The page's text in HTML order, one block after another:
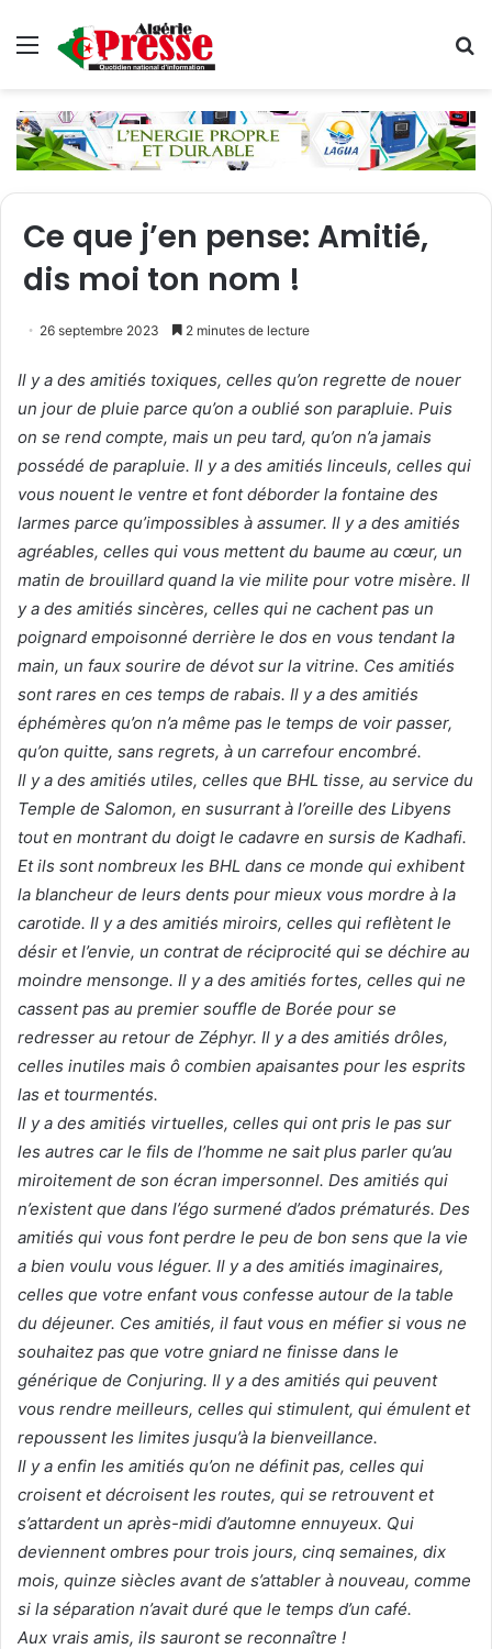
Menu
Ce que j’en pense: Amitié,
dis moi ton nom !
26 septembre 2023 2 minutes de lecture
Il y a des amitiés toxiques, celles qu’on regrette de nouer
un jour de pluie parce qu’on a oublié son parapluie. Puis
on se rend compte, mais un peu tard, qu’on n’a jamais
possédé de parapluie. Il y a des amitiés linceuls, celles qui
vous nouent le ventre et font déborder la fontaine des
larmes parce qu’impossibles à assumer. Il y a des amitiés
agréables, celles qui vous mettent du baume au cœur, un
matin de brouillard quand la vie milite pour votre misère. Il
y a des amitiés sincères, celles qui ne cachent pas un
poignard empoisonné derrière le dos en vous tendant la
main, un faux sourire de dévot sur la vitrine. Ces amitiés
sont rares en ces temps de rabais. Il y a des amitiés
éphémères qu’on n’a même pas le temps de voir passer,
qu’on quitte, sans regrets, à un carrefour encombré.
Il y a des amitiés utiles, celles que BHL tisse, au service du
Temple de Salomon, en susurrant à l’oreille des Libyens
tout en montrant du doigt le cadavre en sursis de Kadhafi.
Et ils sont nombreux les BHL dans ce monde qui exhibent
la blancheur de leurs dents pour mieux vous mordre à la
carotide. Il y a des amitiés miroirs, celles qui reflètent le
désir et l’envie, un contrat de réciprocité qui se déchire au
moindre mensonge. Il y a des amitiés fortes, celles qui ne
cassent pas au premier souffle de Borée pour se
redresser au retour de Zéphyr. Il y a des amitiés drôles,
celles inutiles mais ô combien apaisantes pour les esprits
las et tourmentés.
Il y a des amitiés virtuelles, celles qui ont pris le pas sur
les autres car le fils de l’homme ne sait plus parler qu’au
miroitement de son écran impersonnel. Des amitiés qui
n’existent que dans l’égo surmené d’ados prématurés. Des
amitiés qui vous font perdre le peu de bon sens que la vie
a bien voulu vous léguer. Il y a des amitiés imaginaires,
celles que votre enfant vous confesse autour de la table
du déjeuner. Ces amitiés, il faut vous en méfier si vous ne
souhaitez pas que votre gniard ne finisse dans le
générique de Conjuring. Il y a des amitiés qui peuvent
vous rendre meilleurs, celles qui stimulent, qui émulent et
repoussent les limites jusqu’à la bienveillance.
Il y a enfin les amitiés qu’on ne définit pas, celles qui
croisent et décroisent les routes, qui se retrouvent et
s’attardent un après-midi d’automne ennuyeux. Qui
deviennent ombres pour trois jours, cinq semaines, dix
mois, quinze siècles avant de s’attabler à nouveau, comme
si la séparation n’avait duré que le temps d’un café.
Aux vrais amis, ils sauront se reconnaître !